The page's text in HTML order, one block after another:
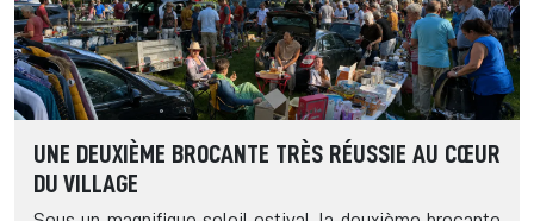
UNE DEUXIÈME BROCANTE TRÈS RÉUSSIE AU CŒUR
DU VILLAGE